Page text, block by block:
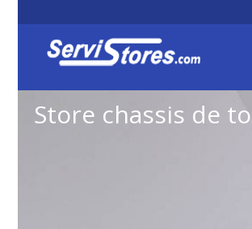
Store chassis de